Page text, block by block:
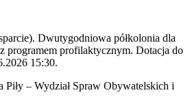
Dwutygodniowa półkolonia dla
programem profilaktycznym. Dotacja do
15:30.
Piły – Wydział Spraw Obywatelskich i